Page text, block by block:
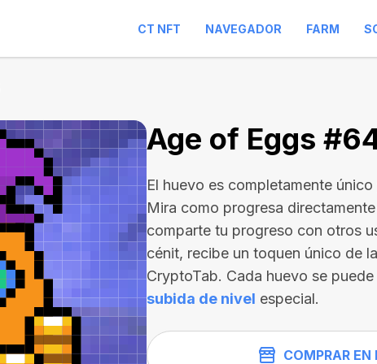
CT NFT NAVEGADOR FARM
Age of Eggs
El huevo es completamente
Mira como progresa
comparte tu progreso con otros
cénit, recibe un toquen único de
CryptoTab. Cada huevo se
subida de nivel especial.
COMPRAR